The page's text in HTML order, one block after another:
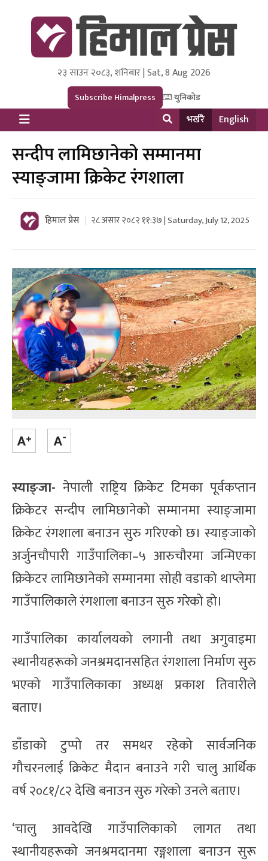
Himal Press
Dot NewsyNepal Media and Research Pvt Ltd.
२३ साउन २०८३, शनिबार | Sat, 8 Aug 2026
Subscribe Himalpress युनिकोड
भर्खरै English
सन्दीप लामिछानेको सम्मानमा
स्याङ्जामा क्रिकेट रंगशाला
हिमाल प्रेस २८ असार २०८२ ११:३७ | Saturday, July 12, 2025
स्याङ्जा- नेपाली राष्ट्रिय क्रिकेट टिमका पूर्वकप्तान
क्रिकेटर सन्दीप लामिछानेको सम्मानमा स्याङ्जामा
क्रिकेट रंगशाला बनाउन सुरु गरिएको छ। स्याङ्जाको
अर्जुनचौपारी गाउँपालिका–५ आरुचौरमा जन्मिएका
क्रिकेटर लामिछानेको सम्मानमा सोही वडाको थाप्लेमा
गाउँपालिकाले रंगशाला बनाउन सुरु गरेको हो।
गाउँपालिका कार्यालयको लगानी तथा अगुवाइमा
स्थानीयहरूको जनश्रमदानसहित रंगशाला निर्माण सुरु
भएको गाउँपालिकाका अध्यक्ष प्रकाश तिवारीले
बताए।
डाँडाको टुप्पो तर समथर रहेको सार्वजनिक
गौचरनलाई क्रिकेट मैदान बनाउने गरी चालु आर्थिक
वर्ष २०८१/८२ देखि बनाउन सुरु गरेको उनले बताए।
‘चालु आवदेखि गाउँपालिकाको लागत तथा
स्थानीयहरूको जनश्रमदानमा रङ्गशाला बनाउन सुरू